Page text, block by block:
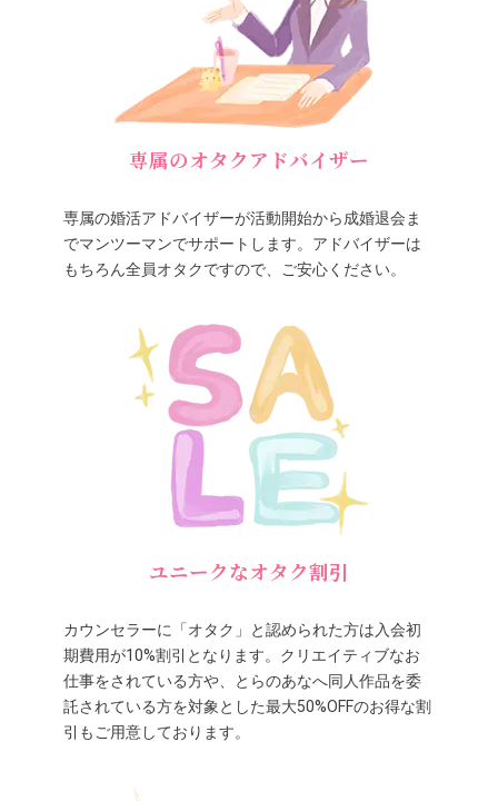
専属のオタクアドバイザー
専属の婚活アドバイザーが活動開始から成婚退会ま
でマンツーマンでサポートします。アドバイザーは
もちろん全員オタクですので、ご安心ください。
ユニークなオタク割引
カウンセラーに「オタク」と認められた方は入会初
期費用が10%割引となります。クリエイティブなお
仕事をされている方や、とらのあなへ同人作品を委
託されている方を対象とした最大50%OFFのお得な割
引もご用意しております。